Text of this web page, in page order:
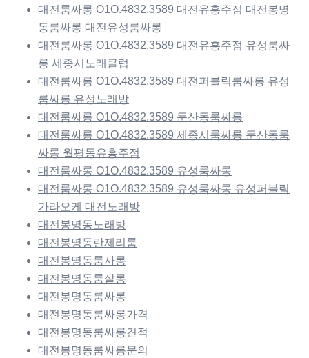
대전룸싸롱 O1O.4832.3589 대전유흥주점 대전봉명
동룸싸롱 대전유성룸싸롱
대전룸싸롱 O1O.4832.3589 대전유흥주점 유성룸싸
롱 세종시노래클럽
대전룸싸롱 O1O.4832.3589 대전퍼블릭룸싸롱 유성
룸싸롱 유성노래방
대전룸싸롱 O1O.4832.3589 둔산동룸싸롱
대전룸싸롱 O1O.4832.3589 세종시룸싸롱 둔산동룸
싸롱 월평동유흥주점
대전룸싸롱 O1O.4832.3589 유성룸싸롱
대전룸싸롱 O1O.4832.3589 유성룸싸롱 유성퍼블릭
가라오케 대전노래방
대전봉명동노래방
대전봉명동란제리룸
대전봉명동룸사롱
대전봉명동룸살롱
대전봉명동룸싸롱
대전봉명동룸싸롱가격
대전봉명동룸싸롱견적
대전봉명동룸싸롱문의